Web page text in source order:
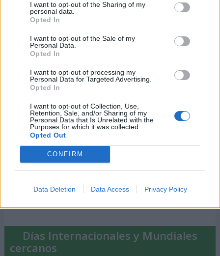
I want to opt-out of the Sharing of my
personal data.
Opted In
I want to opt-out of the Sale of my
Personal Data.
Opted In
I want to opt-out of processing my
Personal Data for Targeted Advertising.
Opted In
I want to opt-out of Collection, Use,
Retention, Sale, and/or Sharing of my
Personal Data that Is Unrelated with the
Purposes for which it was collected.
Opted Out
CONFIRM
Data Deletion Data Access Privacy Policy
El 5 de junio también se celebra ...
Día Mundial del Medio Ambiente
Días Internacionales y Mundiales
cercanos